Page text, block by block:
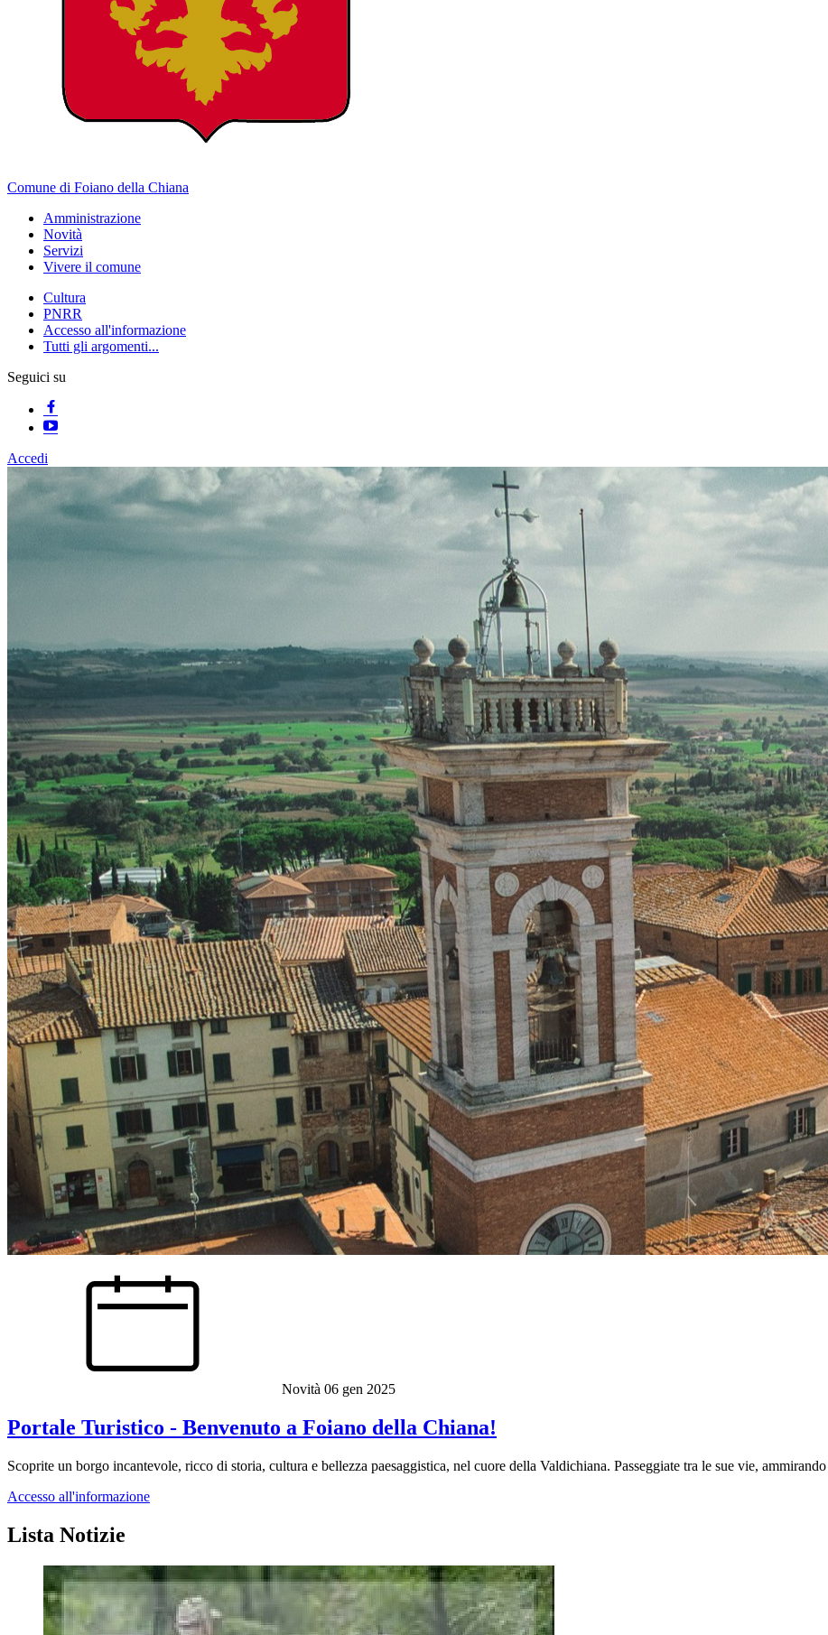
Comune di Foiano della Chiana
Amministrazione
Novità
Servizi
Vivere il comune
Cultura
PNRR
Accesso all'informazione
Tutti gli argomenti...
Seguici su
Accedi
Homepage
Novità 06 gen 2025
Portale Turistico - Benvenuto a Foiano della Chiana!
Scoprite un borgo incantevole, ricco di storia, cultura e bellezza paesaggistica, nel cuore della Valdichiana. Passeggiate tra le sue vie,
Accesso all'informazione
Lista Notizie